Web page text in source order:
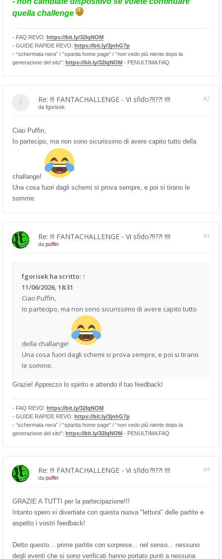
quella challenge
- FAQ REVO: https://bit.ly/32lqNOM
- GUIDE RAPIDE REVO: https://bit.ly/3jnhG7p
- “schermata nera” / “sparita home page” / “non vedo più niente dopo la
generazione del sito”: https://bit.ly/32lqNOM - PENULTIMA FAQ
Re: !!! FANTACHALLENGE - Vi sfido?!!??! !!!! #2
da fgorisek
Ciao Puffin,
Io partecipo, ma non sono sicurissimo di avere capito tutto della
challange!
Una cosa fuori dagli schemi si prova sempre, e poi si tirano le
somme.
Re: !!! FANTACHALLENGE - Vi sfido?!!??! !!!! #3
da puffin
fgorisek ha scritto: ↑
11/06/2026, 18:31
Ciao Puffin,
Io partecipo, ma non sono sicurissimo di avere capito tutto
della challange!
Una cosa fuori dagli schemi si prova sempre, e poi si tirano
le somme.
Grazie! Apprezzo lo spirito e attendo il tuo feedback!
- FAQ REVO: https://bit.ly/32lqNOM
- GUIDE RAPIDE REVO: https://bit.ly/3jnhG7p
- “schermata nera” / “sparita home page” / “non vedo più niente dopo la
generazione del sito”: https://bit.ly/32lqNOM - PENULTIMA FAQ
Re: !!! FANTACHALLENGE - Vi sfido?!!??! !!!! #4
da puffin
GRAZIE A TUTTI per la partecipazione!!!
Intanto spero vi divertiate con questa nuova "lettura" delle partite e
aspetto i vostri feedback!
Detto questo... prime partite con sorprese... nel senso... nessuno
degli eventi che si sono verificati hanno portato punti a nessuna